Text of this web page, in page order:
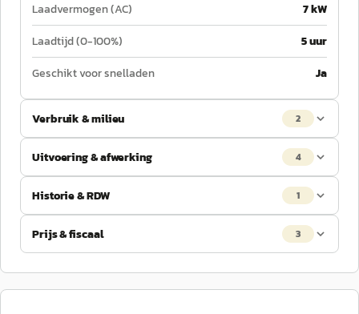
Laadvermogen (AC)
7 kW
Laadtijd (0-100%)
5 uur
Geschikt voor snelladen
Ja
Verbruik & milieu 2
Uitvoering & afwerking 4
Historie & RDW 1
Prijs & fiscaal 3